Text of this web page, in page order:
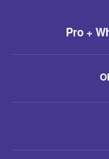
Pro +